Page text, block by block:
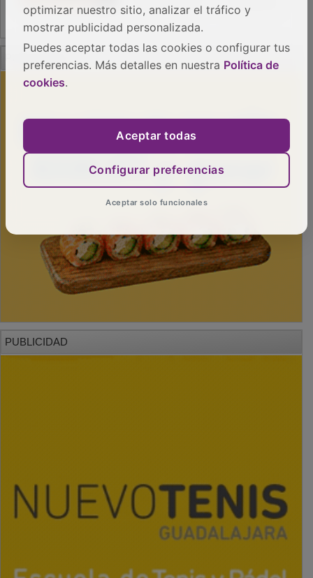
PUBLICIDAD
optimizar nuestro sitio, analizar el tráfico y
mostrar publicidad personalizada.
Puedes aceptar todas las cookies o configurar tus
preferencias. Más detalles en nuestra Política de
cookies.
Aceptar todas
Configurar preferencias
Aceptar solo funcionales